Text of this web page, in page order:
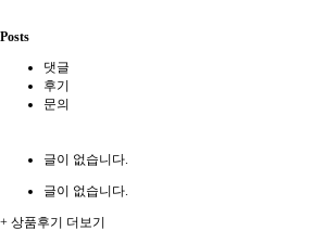
Posts
댓글
후기
문의
글이 없습니다.
글이 없습니다.
+ 상품후기 더보기